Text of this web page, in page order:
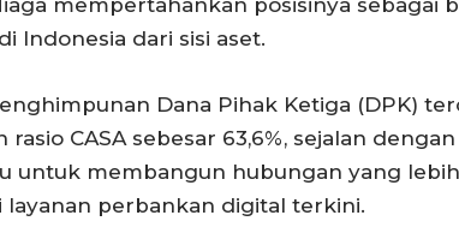
mempertahankan posisinya sebagai
Indonesia dari sisi aset.
Dana Pihak Ketiga (DPK)
rasio CASA sebesar 63,6%, sejalan
untuk membangun hubungan yang
layanan perbankan digital terkini.